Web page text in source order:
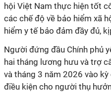
hội Việt Nam thực hiện tốt
các chế độ về bảo hiểm xã
hiểm y tế bảo đảm đầy đủ,
Người đứng đầu Chính phủ
hai tháng lương hưu và trợ
và tháng 3 năm 2026 vào
điều kiện cho người thụ